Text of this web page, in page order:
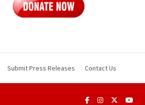
Submit Press Releases Contact Us